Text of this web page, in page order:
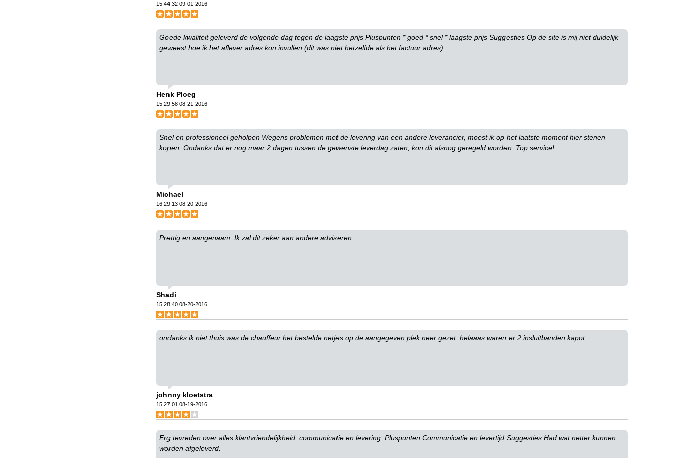
15:44:32 09-01-2016
Goede kwaliteit geleverd de volgende dag tegen de laagste prijs Pluspunten * goed * snel * laagste prijs Suggesties Op de site is mij niet duidelijk
geweest hoe ik het aflever adres kon invullen (dit was niet hetzelfde als het factuur adres)
Henk Ploeg
15:29:58 08-21-2016
Snel en professioneel geholpen Wegens problemen met de levering van een andere leverancier, moest ik op het laatste moment hier stenen
kopen. Ondanks dat er nog maar 2 dagen tussen de gewenste leverdag zaten, kon dit alsnog geregeld worden. Top service!
Michael
16:29:13 08-20-2016
Prettig en aangenaam. Ik zal dit zeker aan andere adviseren.
Shadi
15:28:40 08-20-2016
ondanks ik niet thuis was de chauffeur het bestelde netjes op de aangegeven plek neer gezet. helaaas waren er 2 insluitbanden kapot .
johnny kloetstra
15:27:01 08-19-2016
Erg tevreden over alles klantvriendelijkheid, communicatie en levering. Pluspunten Communicatie en levertijd Suggesties Had wat netter kunnen
worden afgeleverd.